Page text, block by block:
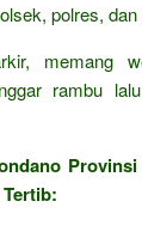
polres, dan
memang
rambu